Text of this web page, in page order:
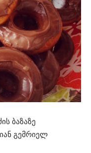
ბაზაზე
გემრიელ